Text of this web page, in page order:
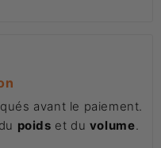
avant le paiement.
poids et du volume